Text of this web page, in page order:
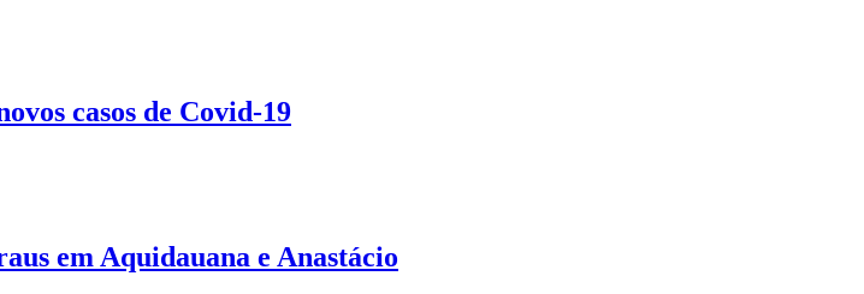
casos de Covid-19
em Aquidauana e Anastácio